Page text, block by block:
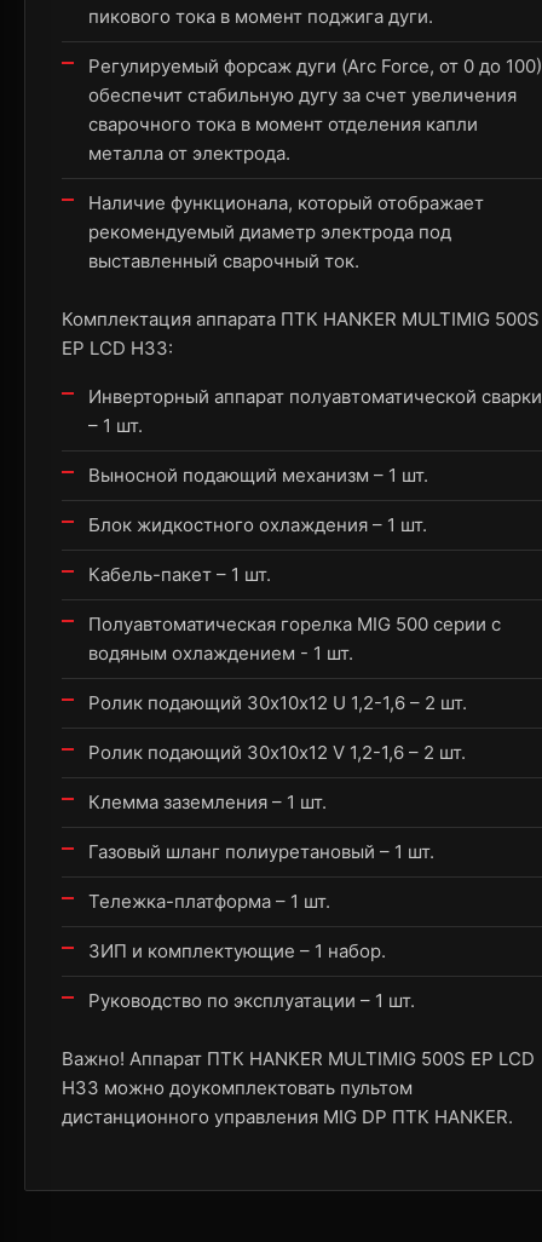
пикового тока в момент поджига дуги.
Регулируемый форсаж дуги (Arc Force, от 0 до 100)
обеспечит стабильную дугу за счет увеличения
сварочного тока в момент отделения капли
металла от электрода.
Наличие функционала, который отображает
рекомендуемый диаметр электрода под
выставленный сварочный ток.
Комплектация аппарата ПТК HANKER MULTIMIG 500S
EP LCD H33:
Инверторный аппарат полуавтоматической сварки
– 1 шт.
Выносной подающий механизм – 1 шт.
Блок жидкостного охлаждения – 1 шт.
Кабель-пакет – 1 шт.
Полуавтоматическая горелка MIG 500 серии с
водяным охлаждением - 1 шт.
Ролик подающий 30х10х12 U 1,2-1,6 – 2 шт.
Ролик подающий 30х10х12 V 1,2-1,6 – 2 шт.
Клемма заземления – 1 шт.
Газовый шланг полиуретановый – 1 шт.
Тележка-платформа – 1 шт.
ЗИП и комплектующие – 1 набор.
Руководство по эксплуатации – 1 шт.
Важно! Аппарат ПТК HANKER MULTIMIG 500S EP LCD
H33 можно доукомплектовать пультом
дистанционного управления MIG DP ПТК HANKER.